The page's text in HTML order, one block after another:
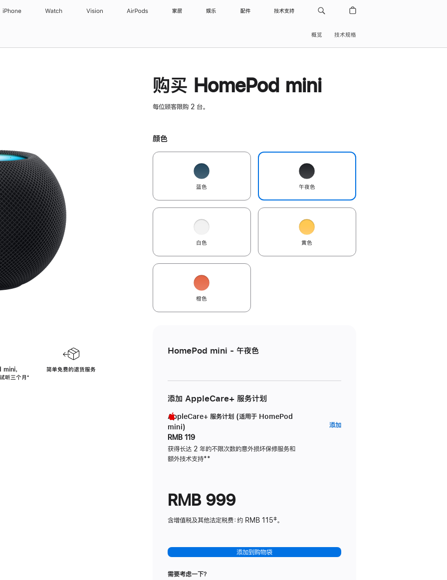
iPhone Watch Vision AirPods 家居 娱乐 配件 技术支持
概览 技术规格
，
听三个月脚
⁺
简单免费的退货服务
购买 HomePod mini
每位顾客限购 2 台。
颜色
蓝色 午夜色
白色 黄色
橙色
HomePod mini - 午夜色
添加 AppleCare+ 服务计划
AppleCare+ 服务计划 (适用于 HomePod
mini)
RMB 119
获得长达 2 年的不限次数的意外损坏保修服务和
额外技术支持脚
**
添加AppleCare+
RMB 999
含增值税及其他法定税费：约 RMB 115‡。
添加到购物袋
需要考虑一下？